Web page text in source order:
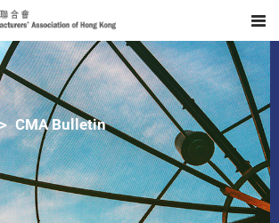
CMA Bulletin